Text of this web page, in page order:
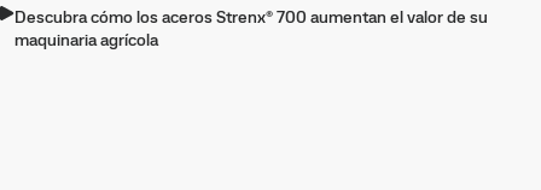
Descubra cómo los aceros Strenx® 700 aumentan el valor de su
maquinaria agrícola